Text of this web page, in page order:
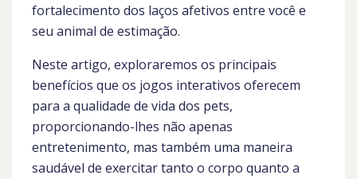
fortalecimento dos laços afetivos entre você e
seu animal de estimação.
Neste artigo, exploraremos os principais
benefícios que os jogos interativos oferecem
para a qualidade de vida dos pets,
proporcionando-lhes não apenas
entretenimento, mas também uma maneira
saudável de exercitar tanto o corpo quanto a